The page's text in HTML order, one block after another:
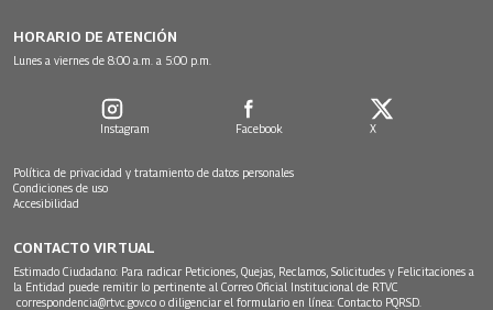
HORARIO DE ATENCIÓN
Lunes a viernes de 8:00 a.m. a 5:00 p.m.
Instagram Facebook X
Política de privacidad y tratamiento de datos personales
Condiciones de uso
Accesibilidad
CONTACTO VIRTUAL
Estimado Ciudadano: Para radicar Peticiones, Quejas, Reclamos, Solicitudes y Felicitaciones a
la Entidad puede remitir lo pertinente al Correo Oficial Institucional de RTVC
correspondencia@rtvc.gov.co o diligenciar el formulario en línea: Contacto PQRSD.